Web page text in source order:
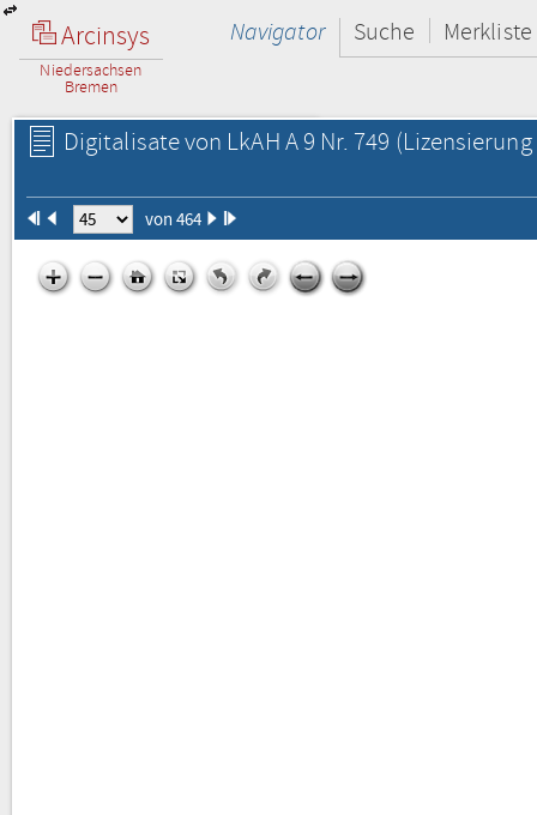
Arcinsys
Niedersachsen
Bremen
Navigator Suche Merkliste
Digitalisate von LkAH A 9 Nr. 749
von 464